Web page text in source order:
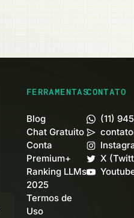
FERRAMENTAS
Blog
Chat Gratuito
Conta
Premium+
Ranking LLMs
2025
Termos de
Uso
CONTATO
(11)
X